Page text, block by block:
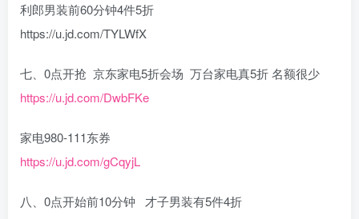
利郎男装前60分钟4件5折
https://u.jd.com/TYLWfX
七、0点开抢 京东家电5折会场 万台家电真5折 名额很少
https://u.jd.com/DwbFKe
家电980-111东券
https://u.jd.com/gCqyjL
八、0点开始前10分钟 才子男装有5件4折